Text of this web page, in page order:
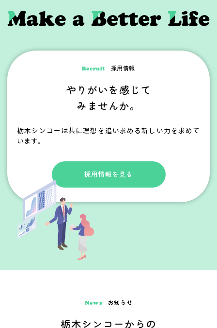
Recruit 採用情報
やりがいを感じて
みませんか。
栃木シンコーは共に理想を追い求める新しい力を求めて
います。
採用情報を見る
News お知らせ
栃木シンコーからの